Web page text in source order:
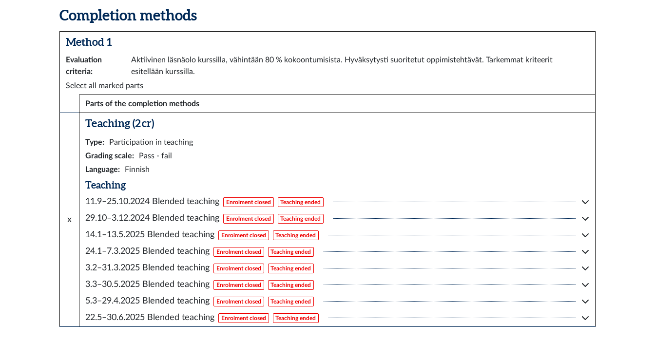
Completion methods
Method 1
Evaluation
criteria:
Aktiivinen läsnäolo kurssilla, vähintään 80 % kokoontumisista. Hyväksytysti suoritetut oppimistehtävät. Tarkemmat kriteerit
esitellään kurssilla.
Select all marked parts
Parts of the completion methods
x
Teaching (2 cr)
Type:
Participation in teaching
Grading scale:
Pass - fail
Language: Finnish
Teaching
11.9–25.10.2024 Blended teaching Enrolment closed Teaching ended
29.10–3.12.2024 Blended teaching Enrolment closed Teaching ended
14.1–13.5.2025 Blended teaching Enrolment closed Teaching ended
24.1–7.3.2025 Blended teaching Enrolment closed Teaching ended
3.2–31.3.2025 Blended teaching Enrolment closed Teaching ended
3.3–30.5.2025 Blended teaching Enrolment closed Teaching ended
5.3–29.4.2025 Blended teaching Enrolment closed Teaching ended
22.5–30.6.2025 Blended teaching Enrolment closed Teaching ended